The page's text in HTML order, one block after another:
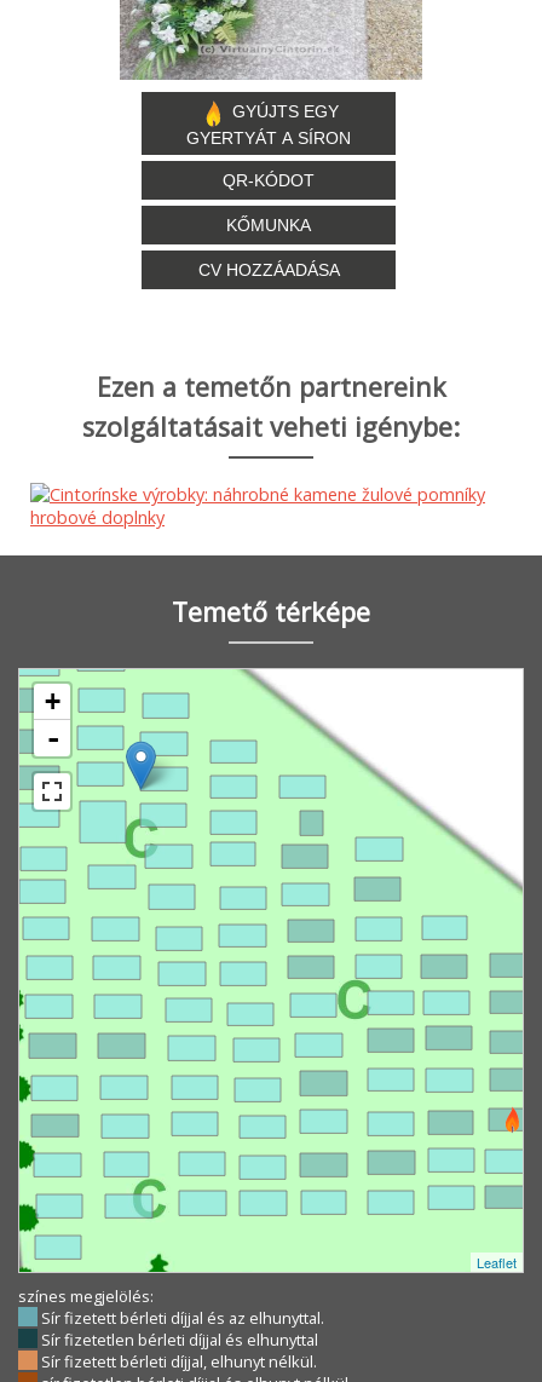
GYÚJTS EGY
GYERTYÁT A SÍRON
QR-KÓDOT
KŐMUNKA
CV HOZZÁADÁSA
Ezen a temetőn partnereink
szolgáltatásait veheti igénybe:
Temető térképe
+
-
Leaflet
színes megjelölés:
Sír fizetett bérleti díjjal és az elhunyttal.
Sír fizetetlen bérleti díjjal és elhunyttal
Sír fizetett bérleti díjjal, elhunyt nélkül.